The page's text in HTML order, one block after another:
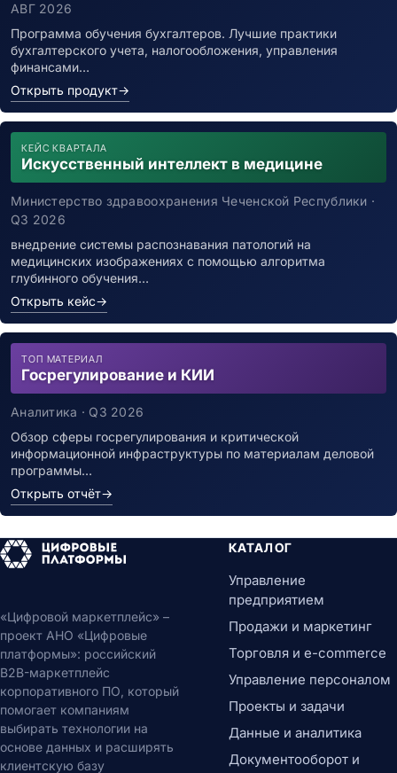
АВГ 2026
Программа обучения бухгалтеров. Лучшие практики
бухгалтерского учета, налогообложения, управления
финансами…
Открыть продукт→
КЕЙС КВАРТАЛА
Искусственный интеллект в медицине
Министерство здравоохранения Чеченской Республики ·
Q3 2026
внедрение системы распознавания патологий на
медицинских изображениях с помощью алгоритма
глубинного обучения…
Открыть кейс→
ТОП МАТЕРИАЛ
Госрегулирование и КИИ
Аналитика · Q3 2026
Обзор сферы госрегулирования и критической
информационной инфраструктуры по материалам деловой
программы…
Открыть отчёт→
«Цифровой маркетплейс» –
проект АНО «Цифровые
платформы»: российский
B2B-маркетплейс
корпоративного ПО, который
помогает компаниям
выбирать технологии на
основе данных и расширять
клиентскую базу
КАТАЛОГ
Управление
предприятием
Продажи и маркетинг
Торговля и e-commerce
Управление персоналом
Проекты и задачи
Данные и аналитика
Документооборот и